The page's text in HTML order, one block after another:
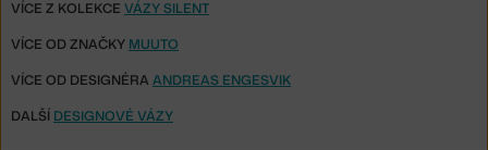
VÍCE Z KOLEKCE VÁZY SILENT
VÍCE OD ZNAČKY MUUTO
VÍCE OD DESIGNÉRA ANDREAS ENGESVIK
DALŠÍ DESIGNOVÉ VÁZY